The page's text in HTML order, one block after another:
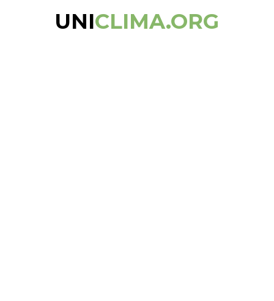
UNICLIMA.ORG